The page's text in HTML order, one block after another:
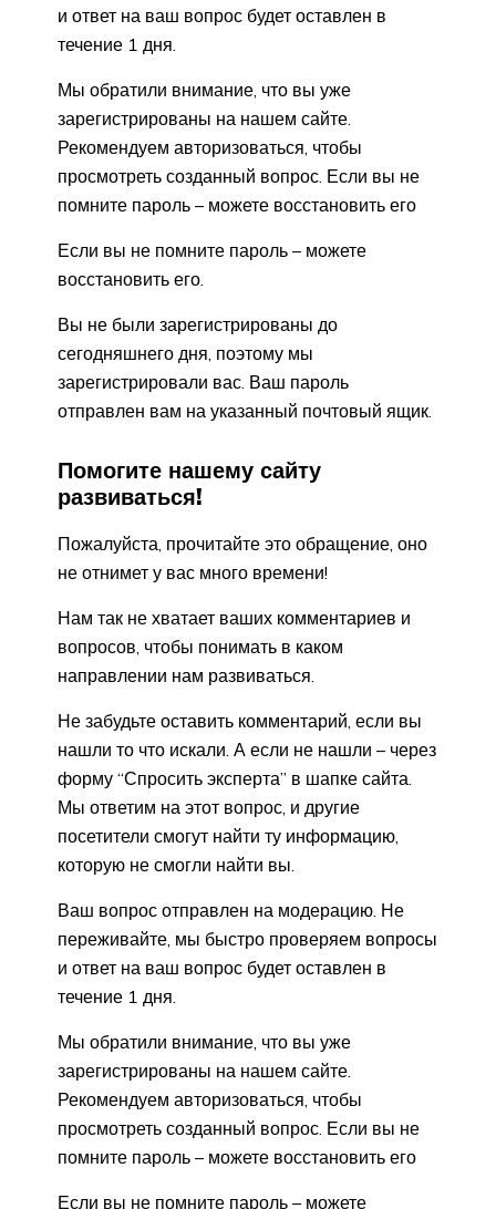
и ответ на ваш вопрос будет оставлен в
течение 1 дня.
Мы обратили внимание, что вы уже
зарегистрированы на нашем сайте.
Рекомендуем авторизоваться, чтобы
просмотреть созданный вопрос. Если вы не
помните пароль – можете восстановить его
Если вы не помните пароль – можете
восстановить его.
Вы не были зарегистрированы до
сегодняшнего дня, поэтому мы
зарегистрировали вас. Ваш пароль
отправлен вам на указанный почтовый ящик.
Помогите нашему сайту
развиваться!
Пожалуйста, прочитайте это обращение, оно
не отнимет у вас много времени!
Нам так не хватает ваших комментариев и
вопросов, чтобы понимать в каком
направлении нам развиваться.
Не забудьте оставить комментарий, если вы
нашли то что искали. А если не нашли – через
форму “Спросить эксперта” в шапке сайта.
Мы ответим на этот вопрос, и другие
посетители смогут найти ту информацию,
которую не смогли найти вы.
Ваш вопрос отправлен на модерацию. Не
переживайте, мы быстро проверяем вопросы
и ответ на ваш вопрос будет оставлен в
течение 1 дня.
Мы обратили внимание, что вы уже
зарегистрированы на нашем сайте.
Рекомендуем авторизоваться, чтобы
просмотреть созданный вопрос. Если вы не
помните пароль – можете восстановить его
Если вы не помните пароль – можете